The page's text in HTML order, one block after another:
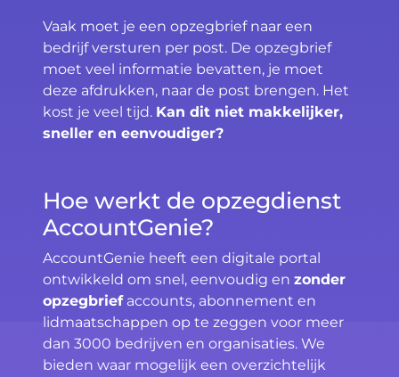
Vaak moet je een opzegbrief naar een
bedrijf versturen per post. De opzegbrief
moet veel informatie bevatten, je moet
deze afdrukken, naar de post brengen. Het
kost je veel tijd. Kan dit niet makkelijker,
sneller en eenvoudiger?
Hoe werkt de opzegdienst
AccountGenie?
AccountGenie heeft een digitale portal
ontwikkeld om snel, eenvoudig en zonder
opzegbriefaccounts, abonnement en
lidmaatschappen op te zeggen voor meer
dan 3000 bedrijven en organisaties. We
bieden waar mogelijk een overzichtelijk